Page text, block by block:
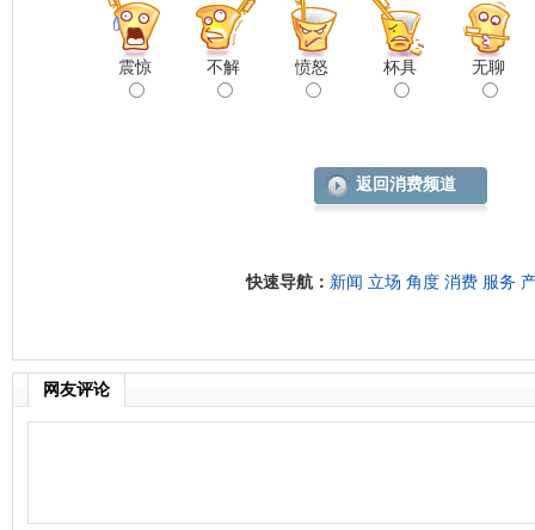
震惊 不解 愤怒 杯具 无聊
返回消费频道
快速导航： 新闻 立场 角度 消费 服务
网友评论